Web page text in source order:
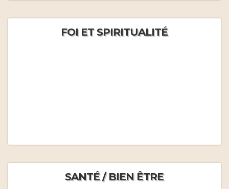
FOI ET SPIRITUALITÉ
SANTÉ / BIEN ÊTRE